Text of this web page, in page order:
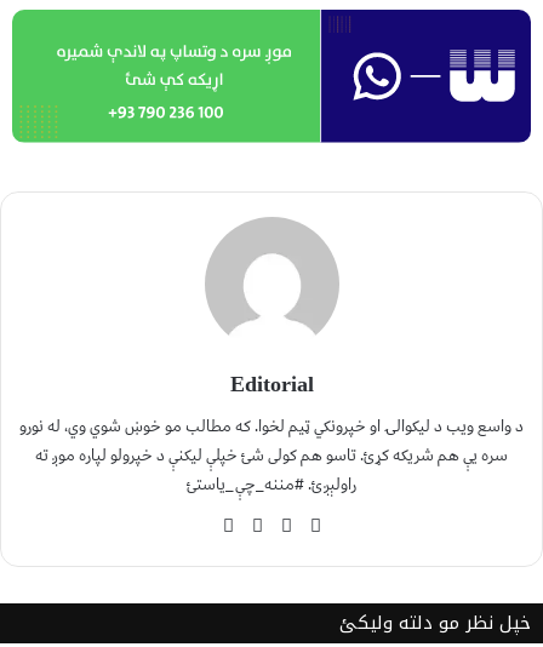
Editorial
د واسع ویب د لیکوالۍ او خپرونکي ټیم لخوا. که مطالب مو خوښ شوي وي، له نورو
سره یې هم شریکه کړئ. تاسو هم کولی شئ خپلې لیکنې د خپرولو لپاره موږ ته
راولېږئ. #مننه_چې_یاستئ
خپل نظر مو دلته ولیکئ